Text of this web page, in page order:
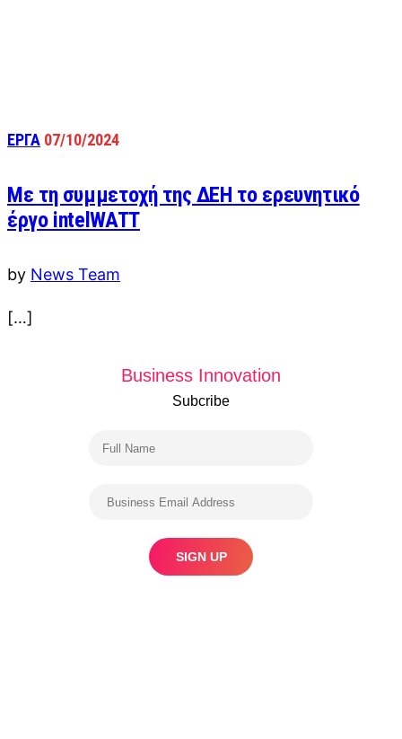
ΕΡΓΑ 07/10/2024
Με τη συμμετοχή της ΔΕΗ το ερευνητικό
έργο intelWATT
by News Team
[…]
Business Innovation
Subcribe